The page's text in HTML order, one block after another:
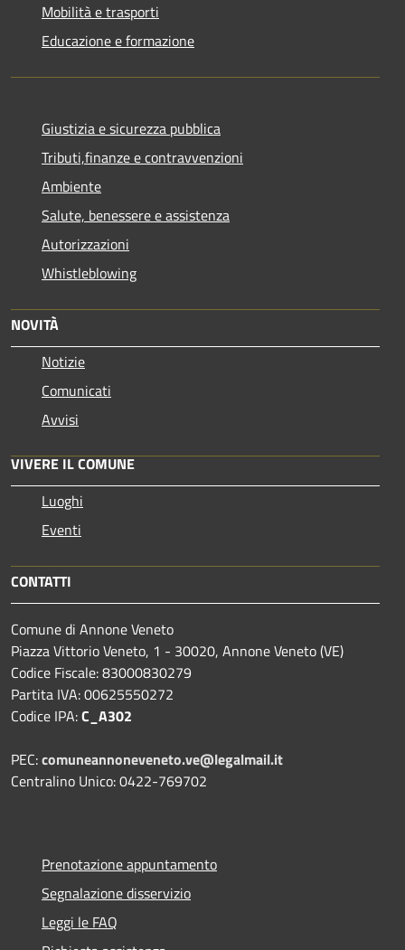
Mobilità e trasporti
Educazione e formazione
Giustizia e sicurezza pubblica
Tributi,finanze e contravvenzioni
Ambiente
Salute, benessere e assistenza
Autorizzazioni
Whistleblowing
NOVITÀ
Notizie
Comunicati
Avvisi
VIVERE IL COMUNE
Luoghi
Eventi
CONTATTI
Comune di Annone Veneto
Piazza Vittorio Veneto, 1 - 30020, Annone Veneto (VE)
Codice Fiscale: 83000830279
Partita IVA: 00625550272
Codice IPA:C_A302
PEC:comuneannoneveneto.ve@legalmail.it
Centralino Unico: 0422-769702
Prenotazione appuntamento
Segnalazione disservizio
Leggi le FAQ